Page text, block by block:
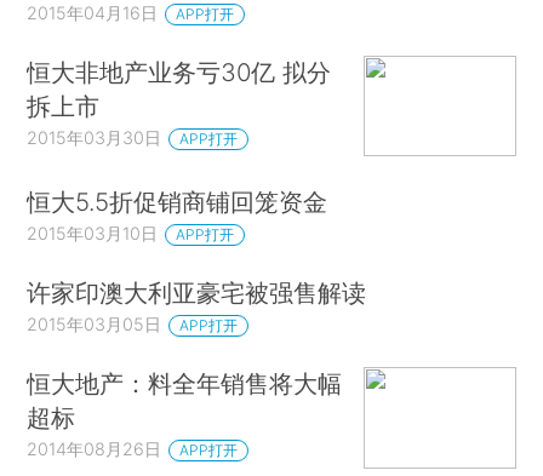
2015年04月16日 APP打开
恒大非地产业务亏30亿 拟分
拆上市
2015年03月30日 APP打开
恒大5.5折促销商铺回笼资金
2015年03月10日 APP打开
许家印澳大利亚豪宅被强售解读
2015年03月05日 APP打开
恒大地产：料全年销售将大幅
超标
2014年08月26日 APP打开